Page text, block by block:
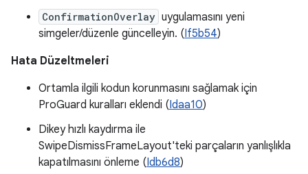
ConfirmationOverlay uygulamasını yeni
simgeler/düzenle güncelleyin. (If5b54)
Hata Düzeltmeleri
Ortamla ilgili kodun korunmasını sağlamak için
ProGuard kuralları eklendi (Idaa10)
Dikey hızlı kaydırma ile
SwipeDismissFrameLayout'teki parçaların yanlışlıkla
kapatılmasını önleme (Idb6d8)